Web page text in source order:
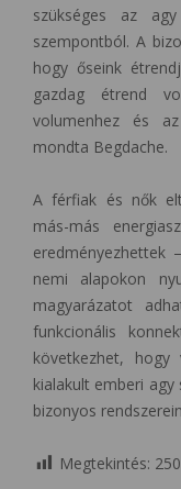
szükséges az
szempontból. A
hogy őseink
gazdag étrend
volumenhez és
mondta Begdache.
A férfiak és nők
más-más
nemi alapokon
magyarázatot
funkcionális
következhet,
kialakult emberi
bizonyos
Megtekintés: 250